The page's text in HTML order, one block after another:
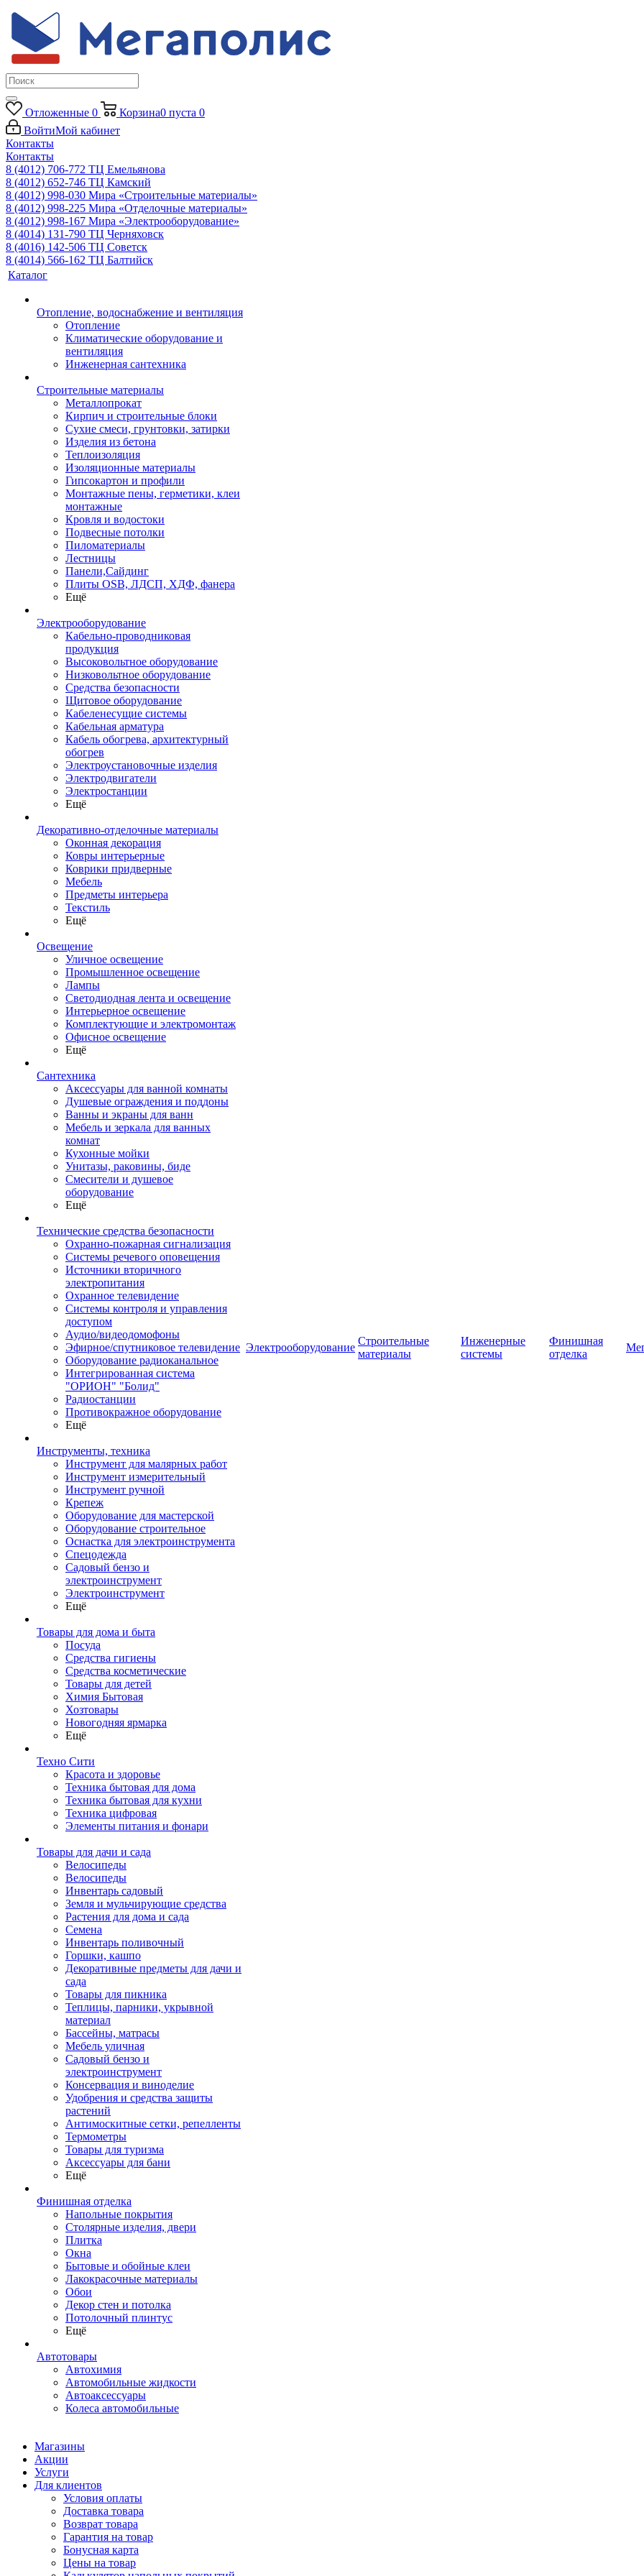
Отложенные 0 Корзина0 пуста 0
ВойтиМой кабинет
Контакты
Контакты
8 (4012) 706-772 ТЦ Емельянова
8 (4012) 652-746 ТЦ Камский
8 (4012) 998-030 Мира «Строительные материалы»
8 (4012) 998-225 Мира «Отделочные материалы»
8 (4012) 998-167 Мира «Электрооборудование»
8 (4014) 131-790 ТЦ Черняховск
8 (4016) 142-506 ТЦ Советск
8 (4014) 566-162 ТЦ Балтийск
Каталог
Отопление, водоснабжение и вентиляция
Отопление
Климатические оборудование и
вентиляция
Инженерная сантехника
Строительные материалы
Металлопрокат
Кирпич и строительные блоки
Сухие смеси, грунтовки, затирки
Изделия из бетона
Теплоизоляция
Изоляционные материалы
Гипсокартон и профили
Монтажные пены, герметики, клеи
монтажные
Кровля и водостоки
Подвесные потолки
Пиломатериалы
Лестницы
Панели,Сайдинг
Плиты OSB, ЛДСП, ХДФ, фанера
Ещё
Электрооборудование
Кабельно-проводниковая
продукция
Высоковольтное оборудование
Низковольтное оборудование
Средства безопасности
Щитовое оборудование
Кабеленесущие системы
Кабельная арматура
Кабель обогрева, архитектурный
обогрев
Электроустановочные изделия
Электродвигатели
Электростанции
Ещё
Декоративно-отделочные материалы
Оконная декорация
Ковры интерьерные
Коврики придверные
Мебель
Предметы интерьера
Текстиль
Ещё
Освещение
Уличное освещение
Промышленное освещение
Лампы
Светодиодная лента и освещение
Интерьерное освещение
Комплектующие и электромонтаж
Офисное освещение
Ещё
Сантехника
Аксессуары для ванной комнаты
Душевые ограждения и поддоны
Ванны и экраны для ванн
Мебель и зеркала для ванных
комнат
Кухонные мойки
Унитазы, раковины, биде
Смесители и душевое
оборудование
Ещё
Технические средства безопасности
Охранно-пожарная сигнализация
Системы речевого оповещения
Источники вторичного
электропитания
Охранное телевидение
Системы контроля и управления
доступом
Аудио/видеодомофоны
Эфирное/спутниковое телевидение
Оборудование радиоканальное
Интегрированная система
"ОРИОН" "Болид"
Радиостанции
Противокражное оборудование
Ещё
Инструменты, техника
Инструмент для малярных работ
Инструмент измерительный
Инструмент ручной
Крепеж
Оборудование для мастерской
Оборудование строительное
Оснастка для электроинструмента
Спецодежда
Садовый бензо и
электроинструмент
Электроинструмент
Ещё
Товары для дома и быта
Посуда
Средства гигиены
Средства косметические
Товары для детей
Химия Бытовая
Хозтовары
Новогодняя ярмарка
Ещё
Техно Сити
Красота и здоровье
Техника бытовая для дома
Техника бытовая для кухни
Техника цифровая
Элементы питания и фонари
Товары для дачи и сада
Велосипеды
Велосипеды
Инвентарь садовый
Земля и мульчирующие средства
Растения для дома и сада
Семена
Инвентарь поливочный
Горшки, кашпо
Декоративные предметы для дачи и
сада
Товары для пикника
Теплицы, парники, укрывной
материал
Бассейны, матрасы
Мебель уличная
Садовый бензо и
электроинструмент
Консервация и виноделие
Удобрения и средства защиты
растений
Антимоскитные сетки, репелленты
Термометры
Товары для туризма
Аксессуары для бани
Ещё
Финишная отделка
Напольные покрытия
Столярные изделия, двери
Плитка
Окна
Бытовые и обойные клеи
Лакокрасочные материалы
Обои
Декор стен и потолка
Потолочный плинтус
Ещё
Автотовары
Автохимия
Автомобильные жидкости
Автоаксессуары
Колеса автомобильные
Электрооборудование
Строительные
материалы
Инженерные
системы
Финишная
отделка
Магазины
Акции
Услуги
Для клиентов
Условия оплаты
Доставка товара
Возврат товара
Гарантия на товар
Бонусная карта
Цены на товар